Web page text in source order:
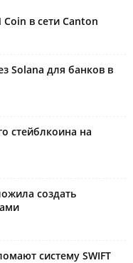
Coin в сети Canton
Solana для банков в
стейблкоина на
создать
систему SWIFT